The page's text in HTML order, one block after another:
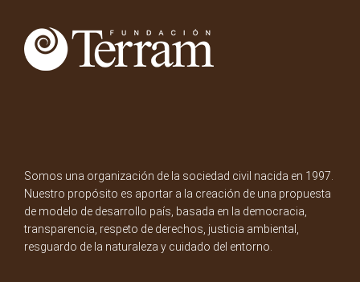
Somos una organización de la sociedad civil nacida en 1997.
Nuestro propósito es aportar a la creación de una propuesta
de modelo de desarrollo país, basada en la democracia,
transparencia, respeto de derechos, justicia ambiental,
resguardo de la naturaleza y cuidado del entorno.